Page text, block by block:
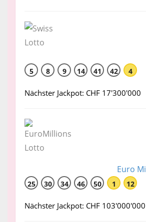
5 8 9 14 41 42 4
Nächster Jackpot: CHF 17'300'000
Euro
25 30 34 46 50 1 12
Nächster Jackpot: CHF 103'000'000